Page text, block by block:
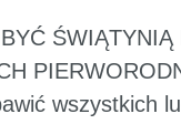
ŚWIĄTYNIĄ
wszystkich